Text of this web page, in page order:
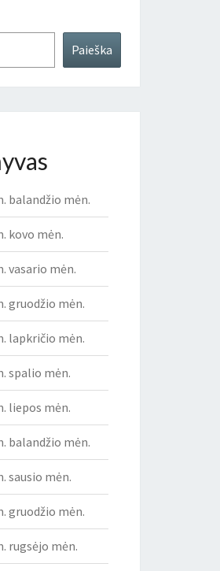
Paieška
balandžio mėn.
kovo mėn.
vasario mėn.
gruodžio mėn.
lapkričio mėn.
spalio mėn.
liepos mėn.
balandžio mėn.
sausio mėn.
gruodžio mėn.
rugsėjo mėn.